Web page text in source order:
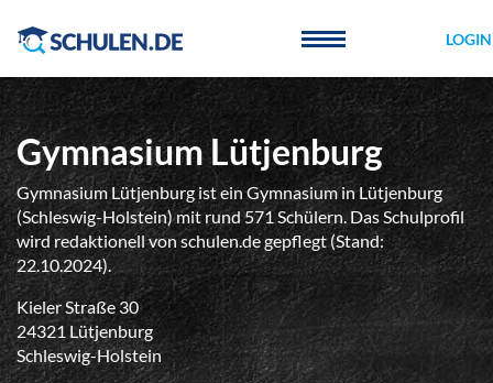
LOGIN
Gymnasium Lütjenburg
Gymnasium Lütjenburg ist ein Gymnasium in Lütjenburg
(Schleswig-Holstein) mit rund 571 Schülern. Das Schulprofil
wird redaktionell von schulen.de gepflegt (Stand:
22.10.2024).
Kieler Straße 30
24321 Lütjenburg
Schleswig-Holstein